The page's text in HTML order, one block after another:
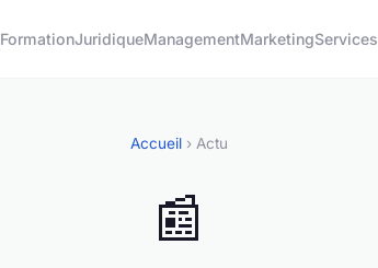
FormationJuridiqueManagementMarketingServices
Accueil› Actu
📰